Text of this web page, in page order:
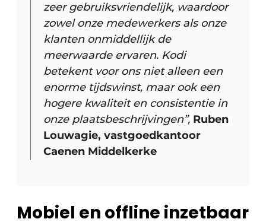
zeer gebruiksvriendelijk, waardoor
zowel onze medewerkers als onze
klanten onmiddellijk de
meerwaarde ervaren. Kodi
betekent voor ons niet alleen een
enorme tijdswinst, maar ook een
hogere kwaliteit en consistentie in
onze plaatsbeschrijvingen”, Ruben
Louwagie, vastgoedkantoor
Caenen Middelkerke
Mobiel en offline inzetbaar